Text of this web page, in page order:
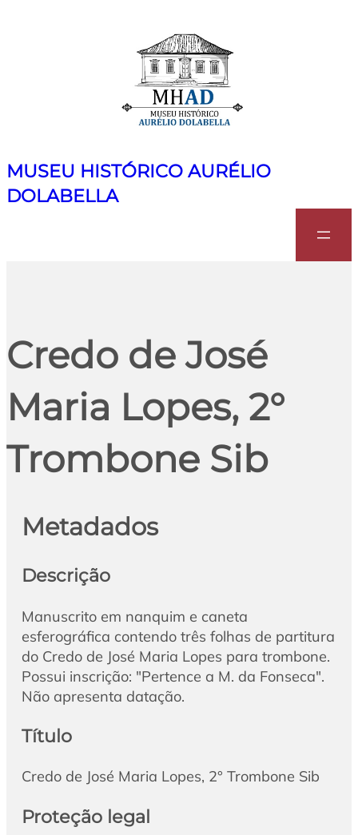
MUSEU HISTÓRICO AURÉLIO
DOLABELLA
Credo de José
Maria Lopes, 2°
Trombone Sib
Metadados
Descrição
Manuscrito em nanquim e caneta
esferográfica contendo três folhas de partitura
do Credo de José Maria Lopes para trombone.
Possui inscrição: "Pertence a M. da Fonseca".
Não apresenta datação.
Título
Credo de José Maria Lopes, 2° Trombone Sib
Proteção legal